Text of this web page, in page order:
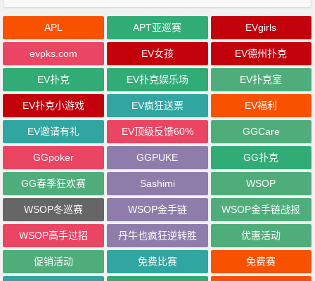
APL APT亚巡赛 EVgirls
evpks.com EV女孩 EV德州扑克
EV扑克 EV扑克娱乐场 EV扑克室
EV扑克小游戏 EV疯狂送票 EV福利
EV邀请有礼 EV顶级反馈60% GGCare
GGpoker GGPUKE GG扑克
GG春季狂欢赛 Sashimi WSOP
WSOP冬巡赛 WSOP金手链 WSOP金手链战报
WSOP高手过招 丹牛也疯狂逆转胜 优惠活动
促销活动 免费比赛 免费赛